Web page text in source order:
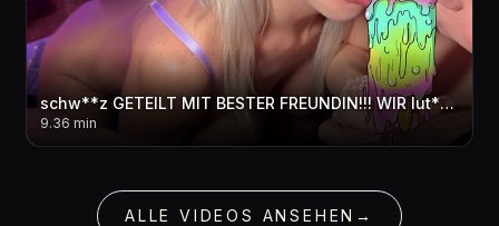
schw**z GETEILT MIT BESTER FREUNDIN!!! WIR lut**hEN UM DIE WETTE
9.36 min
ALLE VIDEOS ANSEHEN →